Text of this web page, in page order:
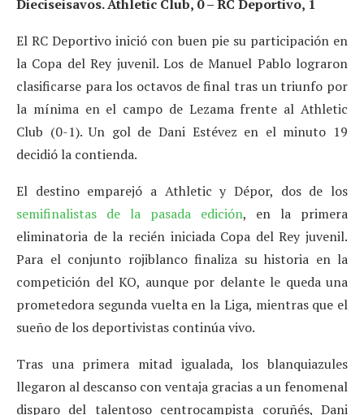
Dieciseisavos. Athletic Club, 0 – RC Deportivo, 1
El RC Deportivo inició con buen pie su participación en
la Copa del Rey juvenil. Los de Manuel Pablo lograron
clasificarse para los octavos de final tras un triunfo por
la mínima en el campo de Lezama frente al Athletic
Club (0-1). Un gol de Dani Estévez en el minuto 19
decidió la contienda.
El destino emparejó a Athletic y Dépor, dos de los
semifinalistas de la pasada edición, en la primera
eliminatoria de la recién iniciada Copa del Rey juvenil.
Para el conjunto rojiblanco finaliza su historia en la
competición del KO, aunque por delante le queda una
prometedora segunda vuelta en la Liga, mientras que el
sueño de los deportivistas continúa vivo.
Tras una primera mitad igualada, los blanquiazules
llegaron al descanso con ventaja gracias a un fenomenal
disparo del talentoso centrocampista coruñés, Dani